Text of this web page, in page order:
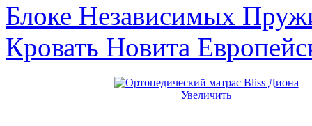
Блоке Независимых
Кровать Новита
Увеличить